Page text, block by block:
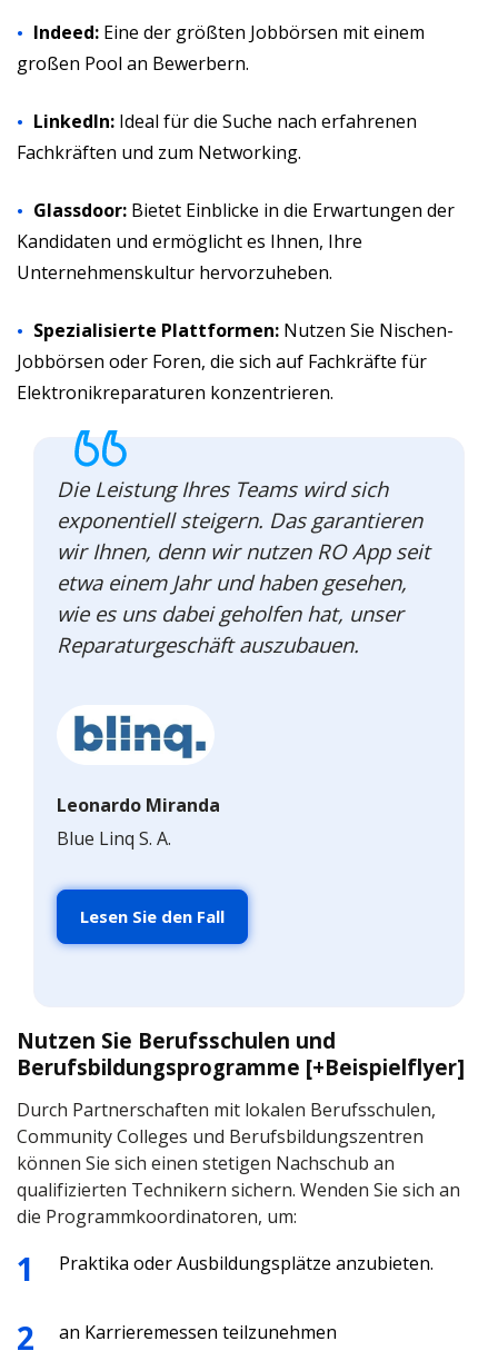
Indeed: Eine der größten Jobbörsen mit einem
großen Pool an Bewerbern.
LinkedIn: Ideal für die Suche nach erfahrenen
Fachkräften und zum Networking.
Glassdoor: Bietet Einblicke in die Erwartungen der
Kandidaten und ermöglicht es Ihnen, Ihre
Unternehmenskultur hervorzuheben.
Spezialisierte Plattformen: Nutzen Sie Nischen-
Jobbörsen oder Foren, die sich auf Fachkräfte für
Elektronikreparaturen konzentrieren.
Die Leistung Ihres Teams wird sich
exponentiell steigern. Das garantieren
wir Ihnen, denn wir nutzen RO App seit
etwa einem Jahr und haben gesehen,
wie es uns dabei geholfen hat, unser
Reparaturgeschäft auszubauen.
Leonardo Miranda
Blue Linq S. A.
Lesen Sie den Fall
Nutzen Sie Berufsschulen und
Berufsbildungsprogramme [+Beispielflyer]
Durch Partnerschaften mit lokalen Berufsschulen,
Community Colleges und Berufsbildungszentren
können Sie sich einen stetigen Nachschub an
qualifizierten Technikern sichern. Wenden Sie sich an
die Programmkoordinatoren, um:
Praktika oder Ausbildungsplätze anzubieten.
an Karrieremessen teilzunehmen